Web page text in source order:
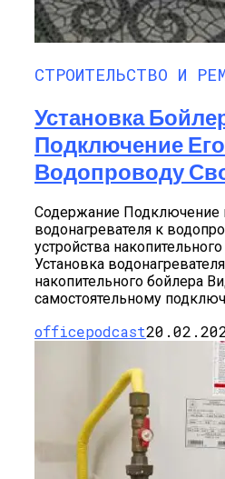
СТРОИТЕЛЬСТВО И
Установка
Подключение
Водопроводу
Содержание Подключение
водонагревателя к
устройства
Установка
накопительного бойлера
самостоятельному
officepodcast